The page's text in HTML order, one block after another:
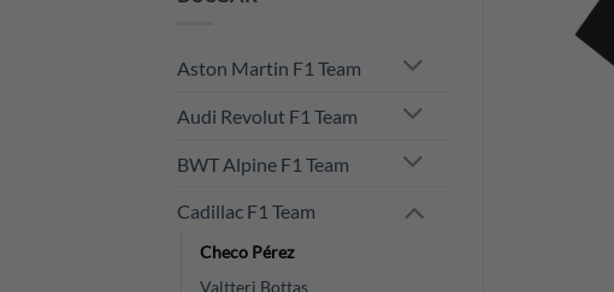
Aston Martin F1 Team
Audi Revolut F1 Team
BWT Alpine F1 Team
Cadillac F1 Team
Checo Pérez
Valtteri Bottas